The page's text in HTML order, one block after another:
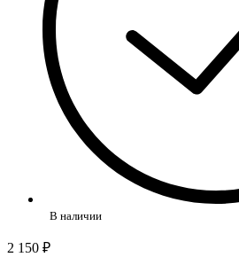
В наличии
2 150 ₽